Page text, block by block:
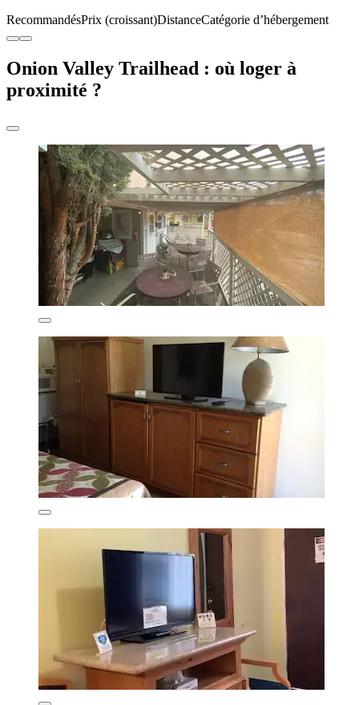
RecommandésPrix (croissant)DistanceCatégorie d’hébergement
Onion Valley Trailhead : où loger à
proximité ?